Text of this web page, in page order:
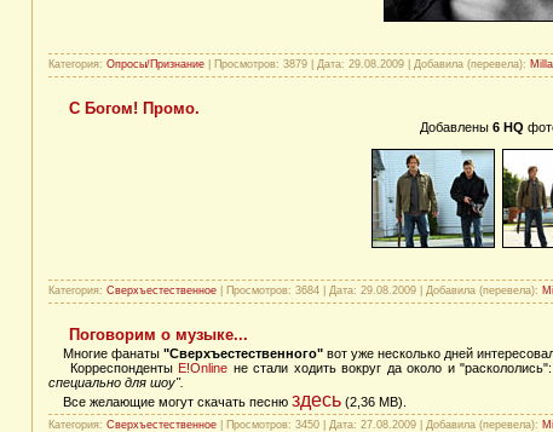
Категория: Опросы/Признание | Просмотров: 3879 | Дата: 29.08.2009 | Добавила (перевела): Milla
С Богом! Промо.
Добавлены 6 HQ
Категория: Сверхъестественное | Просмотров: 3684 | Дата: 29.08.2009 | Добавила (перевела):
Поговорим о музыке...
Многие фанаты "Сверхъестественного" вот уже несколько дней
КорреспондентыE!Online не стали ходить вокруг да около и "раскололись":
специально для шоу".
Все желающие могут скачать песню здесь (2,36 MB).
Категория: Сверхъестественное | Просмотров: 3450 | Дата: 27.08.2009 | Добавила (перевела):